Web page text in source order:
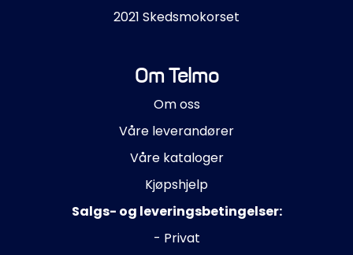
2021 Skedsmokorset
Om Telmo
Om oss
Våre leverandører
Våre kataloger
Kjøpshjelp
Salgs- og leveringsbetingelser:
- Privat